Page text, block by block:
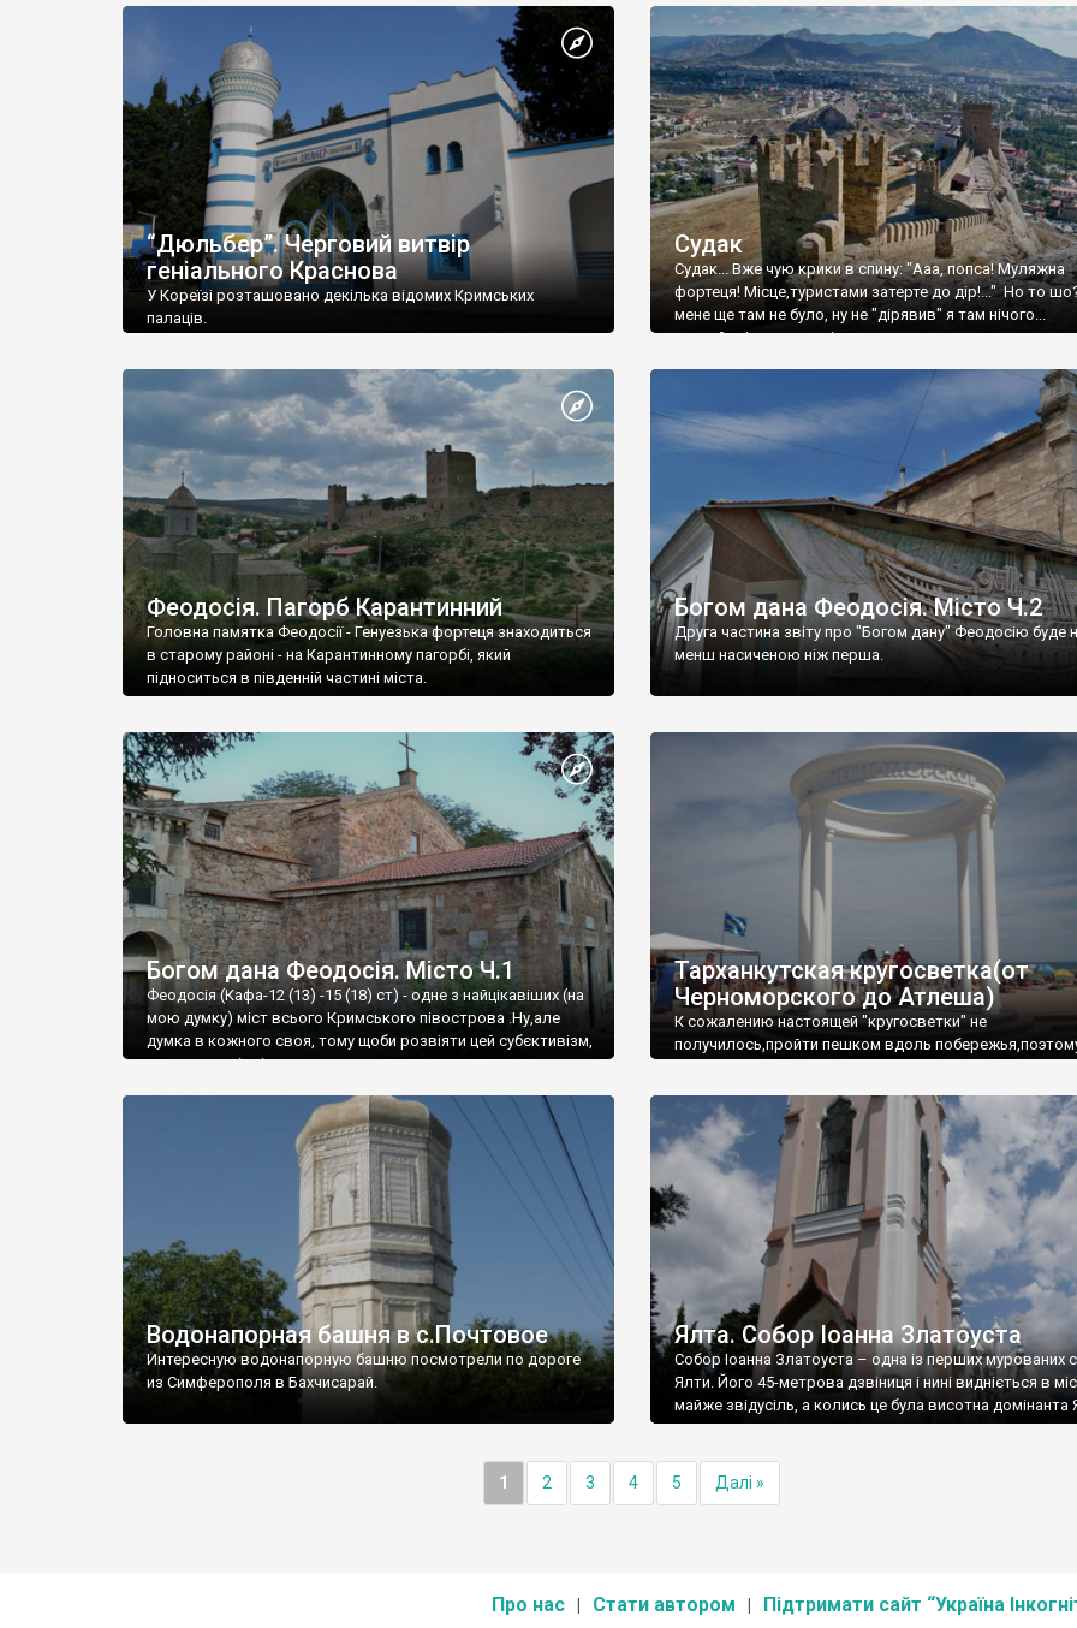
“Дюльбер”. Черговий витвір
геніального Краснова
У Кореїзі розташовано декілька відомих Кримських
палаців.
Судак
Судак... Вже чую крики в спину: "Ааа, попса! Муляжна
фортеця! Місце,туристами затерте до дір!..." Но то
мене ще там не було, ну не "дірявив" я там нічого...
принаймні до цього літа.
Феодосія. Пагорб Карантинний
Головна памятка Феодосії - Генуезька фортеця знаходиться
в старому районі - на Карантинному пагорбі, який
підноситься в південній частині міста.
Богом дана Феодосія. Місто Ч.2
Друга частина звіту про "Богом дану" Феодосію буде
менш насиченою ніж перша.
Богом дана Феодосія. Місто Ч.1
Феодосія (Кафа-12 (13) -15 (18) ст) - одне з найцікавіших (на
мою думку) міст всього Кримського півострова .Ну,але
думка в кожного своя, тому щоби розвіяти цей субєктивізм,
запрошую відвідати це
Тарханкутская кругосветка(от
Черноморского до Атлеша)
К сожалению настоящей "кругосветки" не
получилось,пройти пешком вдоль
Водонапорная башня в с.Почтовое
Интересную водонапорную башню посмотрели по дороге
из Симферополя в Бахчисарай.
Ялта. Собор Іоанна Златоуста
Собор Іоанна Златоуста – одна із перших мурованих
Ялти. Його 45-метрова дзвіниця і нині видніється в
майже звідусіль, а колись це була висотна домінанта
1 2 3 4 5 Далі »
Про нас Стати автором Підтримати сайт “Україна